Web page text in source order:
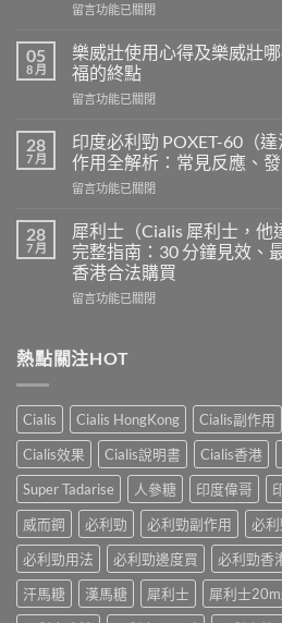
在
品
印
度
超
希
愛
力
混
片
雙
效
利
果
樣？
副
作
用
大
嗎？〉
留言功能已關閉
05
8 月
樂威壯使用心得及樂威壯
福的終點
在
威
壯
使
用
得
及
樂
威
壯
買？
從
來
不
是
性
福
終
點〉
中
留言功能已關閉
28
7 月
印度必利勁 POXET-60（
作用全解析：常見反應、
在
度
必
利
勁
POXET-
西
副
作
用
全
解
析：
見
反
應、
生
留言功能已關閉
28
7 月
犀利士（Cialis 犀利士，
完整指南：30 分鐘見效、
香港合法購買
在
士
（Cialis
利
士，
他
達
拉
非）
效
與
藥
持
留言功能已關閉
熱點關注HOT
Cialis Cialis HongKong Cialis副作用
Cialis效果
Cialis說明書 Cialis香港
Super Tadarise
人參糖 印度偉哥
威而鋼
必利勁 必利勁副作用 必
必利勁用法
必利勁邊度買 必利勁香
汗馬糖
漢馬糖 犀利士 犀利士